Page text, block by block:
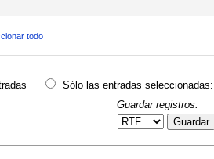
todo
Sólo las entradas seleccionadas:
Guardar registros:
Guardar